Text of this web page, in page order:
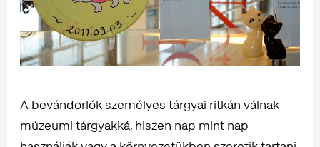
A bevándorlók személyes tárgyai ritkán válnak
múzeumi tárgyakká, hiszen nap mint nap